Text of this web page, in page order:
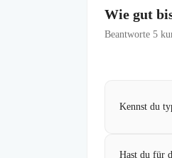
Wie gut
Beantworte 5
Kennst du
Hast du für